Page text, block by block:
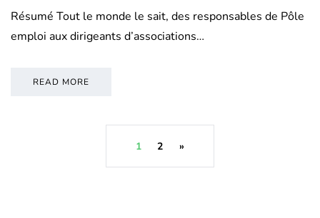
Résumé Tout le monde le sait, des responsables de Pôle
emploi aux dirigeants d’associations…
READ MORE
1 2 »